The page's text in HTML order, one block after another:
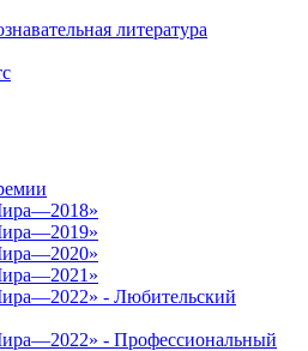
литература
- Любительский
- Профессиональный